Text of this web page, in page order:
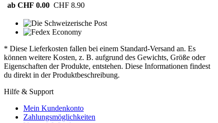
ab CHF 0.00 CHF 8.90
* Diese Lieferkosten fallen bei einem Standard-Versand an. Es
können weitere Kosten, z. B. aufgrund des Gewichts, Größe oder
Eigenschaften der Produkte, entstehen. Diese Informationen findest
du direkt in der Produktbeschreibung.
Hilfe & Support
Mein Kundenkonto
Zahlungsmöglichkeiten